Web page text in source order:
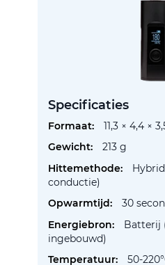
Specificaties
Meer
11,3 × 4,4 ×
213 g
conductie)
30
Batterij
ingebouwd)
50-